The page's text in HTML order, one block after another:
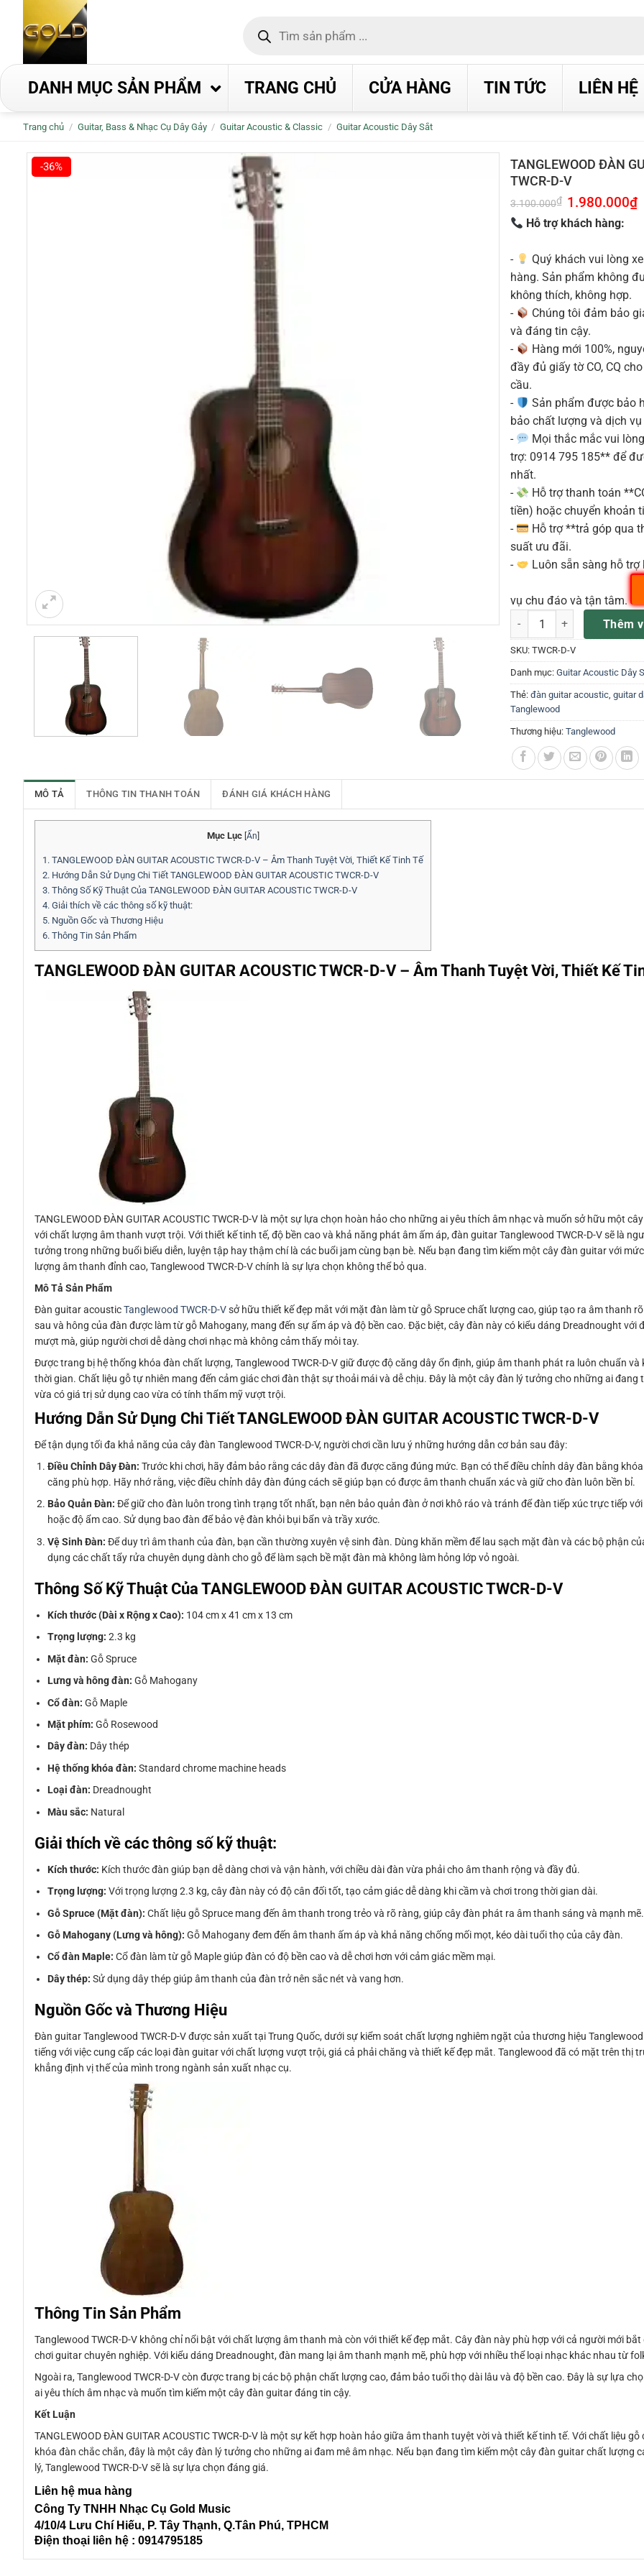
dung
kiếm
DANH MỤC SẢN PHẨM TRANG CHỦ CỬA HÀNG TIN TỨC LIÊN HỆ
Trang chủ / Guitar, Bass & Nhạc Cụ Dây Gảy / Guitar Acoustic & Classic / Guitar Acoustic Dây Sắt
-36%
TANGLEWOOD ĐÀN
TWCR-D-V
3.100.000₫ Giá
gốc
là:
3.100.000₫.
1.980.000₫
Hỗ trợ khách hàng:
-
Quý khách vui lòng
hàng. Sản phẩm không
không thích, không hợp.
-
Chúng tôi đảm bảo
và đáng tin cậy.
-
Hàng mới 100%,
đầy đủ giấy tờ CO, CQ
cầu.
-
Sản phẩm được bảo
bảo chất lượng và dịch
-
Mọi thắc mắc vui
trợ: 0914 795 185** để
nhất.
-
Hỗ trợ thanh toán
tiền) hoặc chuyển khoản
-
Hỗ trợ **trả góp qua
suất ưu đãi.
-
Luôn sẵn sàng hỗ
vụ chu đáo và tận tâm.
TANGLEWOOD ĐÀNThêm
SKU: TWCR-D-V
Danh mục: Guitar Acoustic Dây
Thẻ: đàn guitar acoustic, guitar
Tanglewood
Thương hiệu: Tanglewood
MÔ TẢ THÔNG TIN THANH TOÁN ĐÁNH GIÁ KHÁCH HÀNG
Mục Lục Ẩn
1. TANGLEWOOD ĐÀN GUITAR ACOUSTIC TWCR-D-V – Âm Thanh Tuyệt Vời, Thiết Kế Tinh Tế
2. Hướng Dẫn Sử Dụng Chi Tiết TANGLEWOOD ĐÀN GUITAR ACOUSTIC TWCR-D-V
3. Thông Số Kỹ Thuật Của TANGLEWOOD ĐÀN GUITAR ACOUSTIC TWCR-D-V
4. Giải thích về các thông số kỹ thuật:
5. Nguồn Gốc và Thương Hiệu
6. Thông Tin Sản Phẩm
TANGLEWOOD ĐÀN GUITAR ACOUSTIC TWCR-D-V – Âm Thanh Tuyệt Vời, Thiết Kế
TANGLEWOOD ĐÀN GUITAR ACOUSTIC TWCR-D-V là một sự lựa chọn hoàn hảo cho những ai yêu thích âm nhạc và muốn sở hữu một
với chất lượng âm thanh vượt trội. Với thiết kế tinh tế, độ bền cao và khả năng phát âm ấm áp, đàn guitar Tanglewood TWCR-D-V sẽ là
tưởng trong những buổi biểu diễn, luyện tập hay thậm chí là các buổi jam cùng bạn bè. Nếu bạn đang tìm kiếm một cây đàn guitar với
lượng âm thanh đỉnh cao, Tanglewood TWCR-D-V chính là sự lựa chọn không thể bỏ qua.
Mô Tả Sản Phẩm
Đàn guitar acousticTanglewood TWCR-D-Vsở hữu thiết kế đẹp mắt với mặt đàn làm từ gỗ Spruce chất lượng cao, giúp tạo ra âm thanh
sau và hông của đàn được làm từ gỗ Mahogany, mang đến sự ấm áp và độ bền cao. Đặc biệt, cây đàn này có kiểu dáng Dreadnought với
mượt mà, giúp người chơi dễ dàng chơi nhạc mà không cảm thấy mỏi tay.
Được trang bị hệ thống khóa đàn chất lượng, Tanglewood TWCR-D-V giữ được độ căng dây ổn định, giúp âm thanh phát ra luôn chuẩn
thời gian. Chất liệu gỗ tự nhiên mang đến cảm giác chơi đàn thật sự thoải mái và dễ chịu. Đây là một cây đàn lý tưởng cho những ai đang
vừa có giá trị sử dụng cao vừa có tính thẩm mỹ vượt trội.
Hướng Dẫn Sử Dụng Chi Tiết TANGLEWOOD ĐÀN GUITAR ACOUSTIC TWCR-D-V
Để tận dụng tối đa khả năng của cây đàn Tanglewood TWCR-D-V, người chơi cần lưu ý những hướng dẫn cơ bản sau đây:
Điều Chỉnh Dây Đàn: Trước khi chơi, hãy đảm bảo rằng các dây đàn đã được căng đúng mức. Bạn có thể điều chỉnh dây đàn bằng
căng phù hợp. Hãy nhớ rằng, việc điều chỉnh dây đàn đúng cách sẽ giúp bạn có được âm thanh chuẩn xác và giữ cho đàn luôn bền bỉ.
Bảo Quản Đàn: Để giữ cho đàn luôn trong tình trạng tốt nhất, bạn nên bảo quản đàn ở nơi khô ráo và tránh để đàn tiếp xúc trực tiếp
hoặc độ ẩm cao. Sử dụng bao đàn để bảo vệ đàn khỏi bụi bẩn và trầy xước.
Vệ Sinh Đàn: Để duy trì âm thanh của đàn, bạn cần thường xuyên vệ sinh đàn. Dùng khăn mềm để lau sạch mặt đàn và các bộ phận
dụng các chất tẩy rửa chuyên dụng dành cho gỗ để làm sạch bề mặt đàn mà không làm hỏng lớp vỏ ngoài.
Thông Số Kỹ Thuật Của TANGLEWOOD ĐÀN GUITAR ACOUSTIC TWCR-D-V
Kích thước (Dài x Rộng x Cao): 104 cm x 41 cm x 13 cm
Trọng lượng: 2.3 kg
Mặt đàn: Gỗ Spruce
Lưng và hông đàn: Gỗ Mahogany
Cổ đàn: Gỗ Maple
Mặt phím: Gỗ Rosewood
Dây đàn: Dây thép
Hệ thống khóa đàn: Standard chrome machine heads
Loại đàn: Dreadnought
Màu sắc: Natural
Giải thích về các thông số kỹ thuật:
Kích thước: Kích thước đàn giúp bạn dễ dàng chơi và vận hành, với chiều dài đàn vừa phải cho âm thanh rộng và đầy đủ.
Trọng lượng: Với trọng lượng 2.3 kg, cây đàn này có độ cân đối tốt, tạo cảm giác dễ dàng khi cầm và chơi trong thời gian dài.
Gỗ Spruce (Mặt đàn): Chất liệu gỗ Spruce mang đến âm thanh trong trẻo và rõ ràng, giúp cây đàn phát ra âm thanh sáng và mạnh mẽ.
Gỗ Mahogany (Lưng và hông): Gỗ Mahogany đem đến âm thanh ấm áp và khả năng chống mối mọt, kéo dài tuổi thọ của cây đàn.
Cổ đàn Maple: Cổ đàn làm từ gỗ Maple giúp đàn có độ bền cao và dễ chơi hơn với cảm giác mềm mại.
Dây thép: Sử dụng dây thép giúp âm thanh của đàn trở nên sắc nét và vang hơn.
Nguồn Gốc và Thương Hiệu
Đàn guitar Tanglewood TWCR-D-V được sản xuất tại Trung Quốc, dưới sự kiểm soát chất lượng nghiêm ngặt của thương hiệu
tiếng với việc cung cấp các loại đàn guitar với chất lượng vượt trội, giá cả phải chăng và thiết kế đẹp mắt. Tanglewood đã có mặt trên thị
khẳng định vị thế của mình trong ngành sản xuất nhạc cụ.
Thông Tin Sản Phẩm
Tanglewood TWCR-D-V không chỉ nổi bật với chất lượng âm thanh mà còn với thiết kế đẹp mắt. Cây đàn này phù hợp với cả người mới
chơi guitar chuyên nghiệp. Với kiểu dáng Dreadnought, đàn mang lại âm thanh mạnh mẽ, phù hợp với nhiều thể loại nhạc khác nhau từ
Ngoài ra, Tanglewood TWCR-D-V còn được trang bị các bộ phận chất lượng cao, đảm bảo tuổi thọ dài lâu và độ bền cao. Đây là sự lựa
ai yêu thích âm nhạc và muốn tìm kiếm một cây đàn guitar đáng tin cậy.
Kết Luận
TANGLEWOOD ĐÀN GUITAR ACOUSTIC TWCR-D-V là một sự kết hợp hoàn hảo giữa âm thanh tuyệt vời và thiết kế tinh tế. Với chất liệu
khóa đàn chắc chắn, đây là một cây đàn lý tưởng cho những ai đam mê âm nhạc. Nếu bạn đang tìm kiếm một cây đàn guitar chất lượng
lý, Tanglewood TWCR-D-V sẽ là sự lựa chọn đáng giá.
Liên hệ mua hàng
Công Ty TNHH Nhạc Cụ Gold Music
4/10/4 Lưu Chí Hiếu, P. Tây Thạnh, Q.Tân Phú, TPHCM
Điện thoại liên hệ : 0914795185